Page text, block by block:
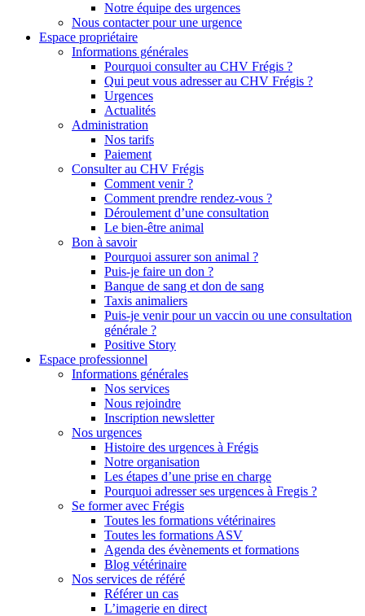
Notre équipe des urgences
Nous contacter pour une urgence
Espace propriétaire
Informations générales
Pourquoi consulter au CHV Frégis ?
Qui peut vous adresser au CHV Frégis ?
Urgences
Actualités
Administration
Nos tarifs
Paiement
Consulter au CHV Frégis
Comment venir ?
Comment prendre rendez-vous ?
Déroulement d’une consultation
Le bien-être animal
Bon à savoir
Pourquoi assurer son animal ?
Puis-je faire un don ?
Banque de sang et don de sang
Taxis animaliers
Puis-je venir pour un vaccin ou une consultation
générale ?
Positive Story
Espace professionnel
Informations générales
Nos services
Nous rejoindre
Inscription newsletter
Nos urgences
Histoire des urgences à Frégis
Notre organisation
Les étapes d’une prise en charge
Pourquoi adresser ses urgences à Fregis ?
Se former avec Frégis
Toutes les formations vétérinaires
Toutes les formations ASV
Agenda des évènements et formations
Blog vétérinaire
Nos services de référé
Référer un cas
L’imagerie en direct